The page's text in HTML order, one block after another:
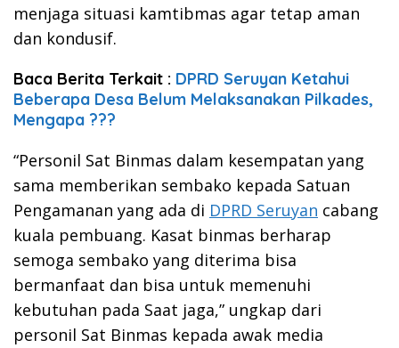
menjaga situasi kamtibmas agar tetap aman
dan kondusif.
Baca Berita Terkait : DPRD Seruyan Ketahui
Beberapa Desa Belum Melaksanakan Pilkades,
Mengapa ???
“Personil Sat Binmas dalam kesempatan yang
sama memberikan sembako kepada Satuan
Pengamanan yang ada di DPRD Seruyan cabang
kuala pembuang. Kasat binmas berharap
semoga sembako yang diterima bisa
bermanfaat dan bisa untuk memenuhi
kebutuhan pada Saat jaga,” ungkap dari
personil Sat Binmas kepada awak media